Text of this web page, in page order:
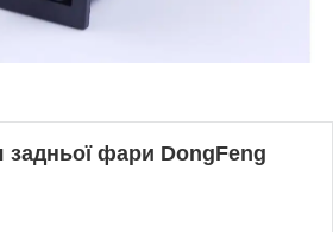
задньої фари DongFeng